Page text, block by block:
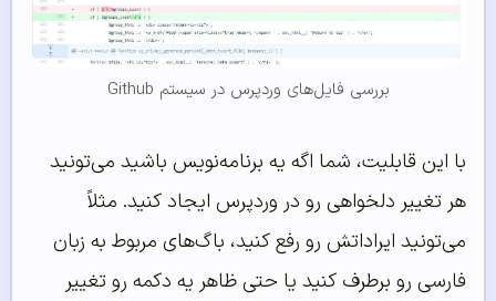
بررسی فایل‌های وردپرس در سیستم Github
با این قابلیت، شما اگه یه برنامه‌نویس باشید می‌تونید
هر تغییر دلخواهی رو در وردپرس ایجاد کنید. مثلاً
می‌تونید ایراداتش رو رفع کنید، باگ‌های مربوط به زبان
فارسی رو برطرف کنید یا حتی ظاهر یه دکمه رو تغییر